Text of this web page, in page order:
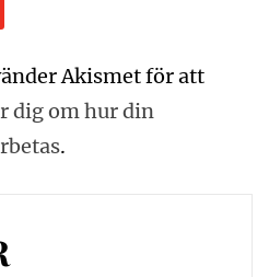
Akismet för att
dig om hur din
.